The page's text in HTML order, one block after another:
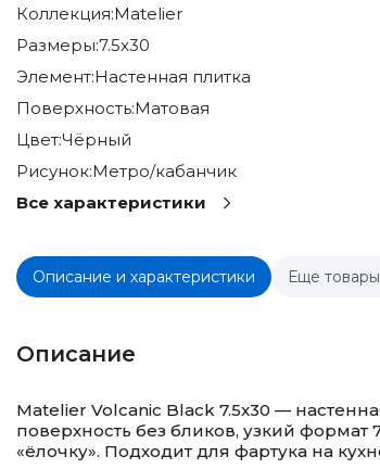
Коллекция:Matelier
Размеры:7.5x30
Элемент:Настенная плитка
Поверхность:Матовая
Цвет:Чёрный
Рисунок:Метро/кабанчик
Все характеристики
Описание и характеристики Еще
Описание
Matelier Volcanic Black 7.5x30 —
поверхность без бликов, узкий формат
«ёлочку». Подходит для фартука на